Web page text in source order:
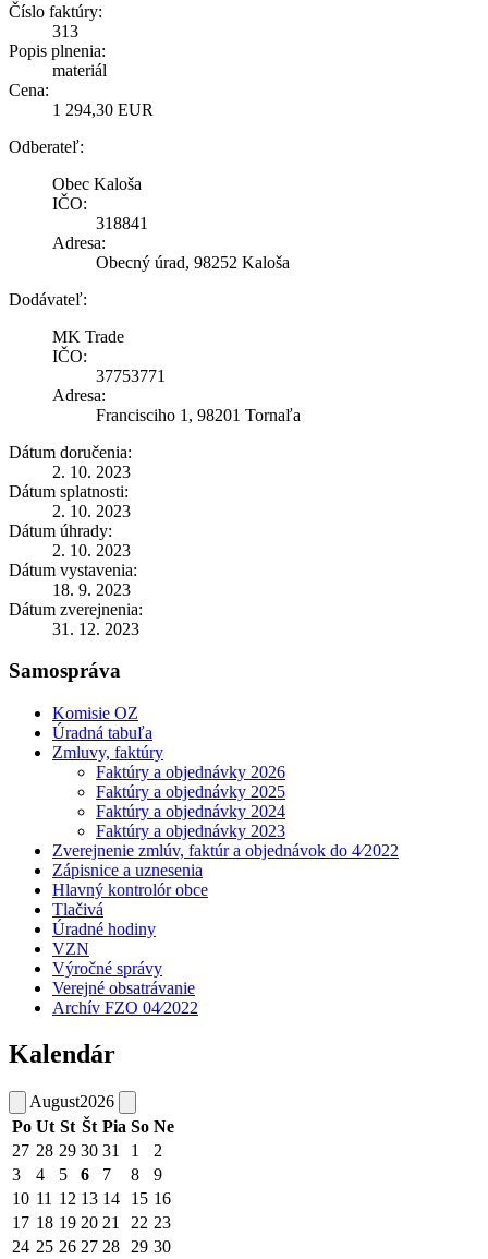
Číslo faktúry:
313
Popis plnenia:
materiál
Cena:
1 294,30 EUR
Odberateľ:
Obec Kaloša
IČO:
318841
Adresa:
Obecný úrad, 98252 Kaloša
Dodávateľ:
MK Trade
IČO:
37753771
Adresa:
Francisciho 1, 98201 Tornaľa
Dátum doručenia:
2. 10. 2023
Dátum splatnosti:
2. 10. 2023
Dátum úhrady:
2. 10. 2023
Dátum vystavenia:
18. 9. 2023
Dátum zverejnenia:
31. 12. 2023
Samospráva
Komisie OZ
Úradná tabuľa
Zmluvy, faktúry
Faktúry a objednávky 2026
Faktúry a objednávky 2025
Faktúry a objednávky 2024
Faktúry a objednávky 2023
Zverejnenie zmlúv, faktúr a objednávok do 4⁄2022
Zápisnice a uznesenia
Hlavný kontrolór obce
Tlačivá
Úradné hodiny
VZN
Výročné správy
Verejné obsatrávanie
Archív FZO 04⁄2022
Kalendár
August2026
Po Ut St Št Pia So Ne
27 28 29 30 31 1
2
3
4 5 6 7 8
9
10 11 12 13 14 15 16
17 18 19 20 21 22 23
24 25 26 27 28 29 30